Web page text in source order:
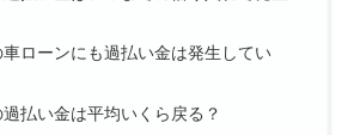
ローンにも過払い金は発生してい
払い金は平均いくら戻る？